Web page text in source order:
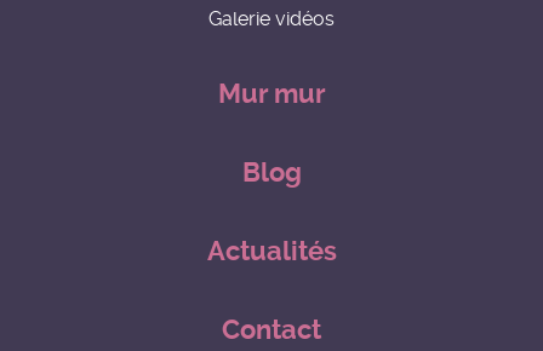
Galerie vidéos
Mur mur
Blog
Actualités
Contact